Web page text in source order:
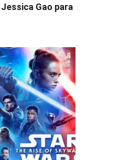
Gao para